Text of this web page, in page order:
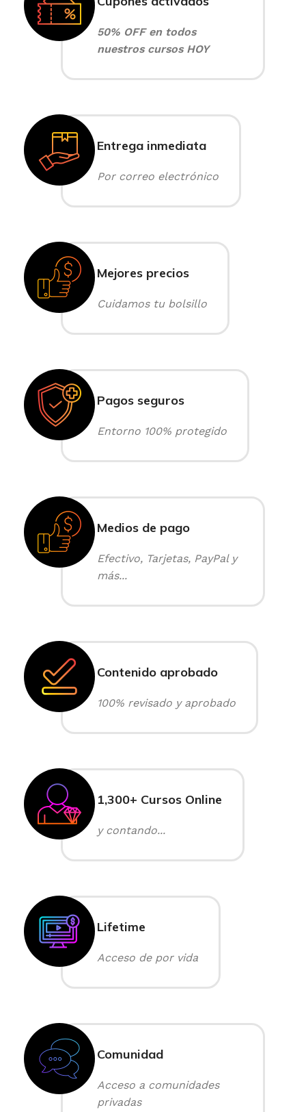
50% OFF en todos
nuestros cursos HOY
Entrega inmediata
Por correo electrónico
Mejores precios
Cuidamos tu bolsillo
Pagos seguros
Entorno 100% protegido
Medios de pago
Efectivo, Tarjetas, PayPal y
más...
Contenido aprobado
100% revisado y aprobado
1,300+ Cursos Online
y contando...
Lifetime
Acceso de por vida
Comunidad
Acceso a comunidades
privadas